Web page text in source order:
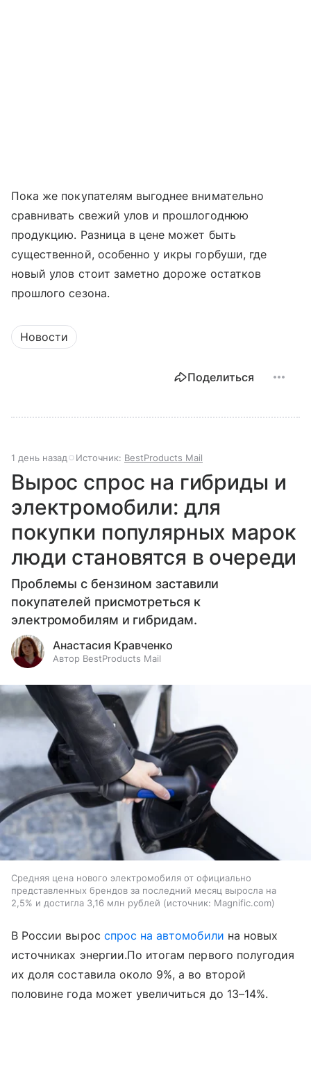
Пока же покупателям выгоднее внимательно
сравнивать свежий улов и прошлогоднюю
продукцию. Разница в цене может быть
существенной, особенно у икры горбуши, где
новый улов стоит заметно дороже остатков
прошлого сезона.
Новости
Поделиться
1 день назад Источник: BestProducts Mail
Вырос спрос на гибриды и
электромобили: для
покупки популярных марок
люди становятся в очереди
Проблемы с бензином заставили
покупателей присмотреться к
электромобилям и гибридам.
Анастасия Кравченко
Автор BestProducts Mail
Средняя цена нового электромобиля от официально
представленных брендов за последний месяц выросла на
2,5% и достигла 3,16 млн рублей
источник: Magnific.com
В России вырос спрос на автомобили на новых
источниках энергии.По итогам первого полугодия
их доля составила около 9%, а во второй
половине года может увеличиться до 13–14%.